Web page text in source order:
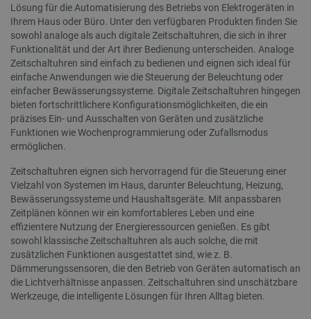
Lösung für die Automatisierung des Betriebs von Elektrogeräten in
Ihrem Haus oder Büro. Unter den verfügbaren Produkten finden Sie
sowohl analoge als auch digitale Zeitschaltuhren, die sich in ihrer
Funktionalität und der Art ihrer Bedienung unterscheiden. Analoge
Zeitschaltuhren sind einfach zu bedienen und eignen sich ideal für
einfache Anwendungen wie die Steuerung der Beleuchtung oder
einfacher Bewässerungssysteme. Digitale Zeitschaltuhren hingegen
bieten fortschrittlichere Konfigurationsmöglichkeiten, die ein
präzises Ein- und Ausschalten von Geräten und zusätzliche
Funktionen wie Wochenprogrammierung oder Zufallsmodus
ermöglichen.
Zeitschaltuhren eignen sich hervorragend für die Steuerung einer
Vielzahl von Systemen im Haus, darunter Beleuchtung, Heizung,
Bewässerungssysteme und Haushaltsgeräte. Mit anpassbaren
Zeitplänen können wir ein komfortableres Leben und eine
effizientere Nutzung der Energieressourcen genießen. Es gibt
sowohl klassische Zeitschaltuhren als auch solche, die mit
zusätzlichen Funktionen ausgestattet sind, wie z. B.
Dämmerungssensoren, die den Betrieb von Geräten automatisch an
die Lichtverhältnisse anpassen. Zeitschaltuhren sind unschätzbare
Werkzeuge, die intelligente Lösungen für Ihren Alltag bieten.
LaVisitorId_Ym90bGFuZC5sYWRlc2suY29tLw .botland.de
critData botland.de
CookieScriptConsent
CookieScript
botland.de